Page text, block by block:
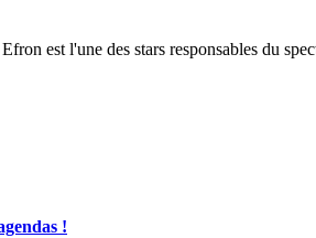
est l'une des stars responsables du
!